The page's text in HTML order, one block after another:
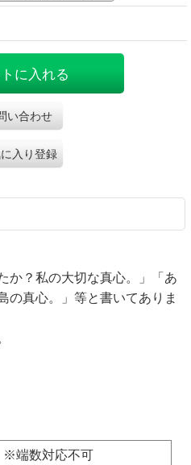
に入れる
い合わせ
入り登録
か？私の大切な真心。」「あ
の真心。」等と書いてありま
端数対応不可